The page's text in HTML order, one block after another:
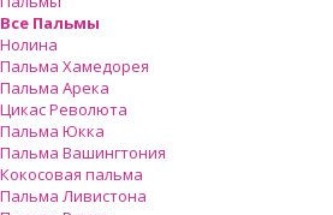
Все Пальмы
Нолина
Пальма Хамедорея
Пальма Арека
Цикас Революта
Пальмa Юкка
Пальма Вашингтония
Кокосовая пальма
Пальма Ливистона